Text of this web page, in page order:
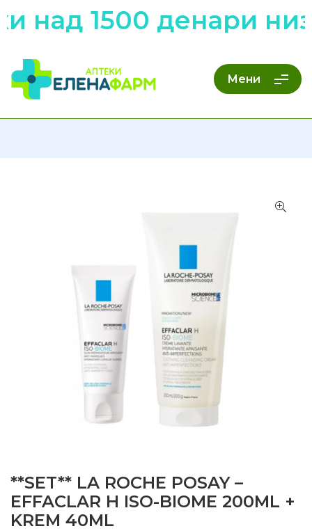
1500 денари низ
Мени
**SET** LA ROCHE POSAY –
EFFACLAR H ISO-BIOME 200ML +
KREM 40ML